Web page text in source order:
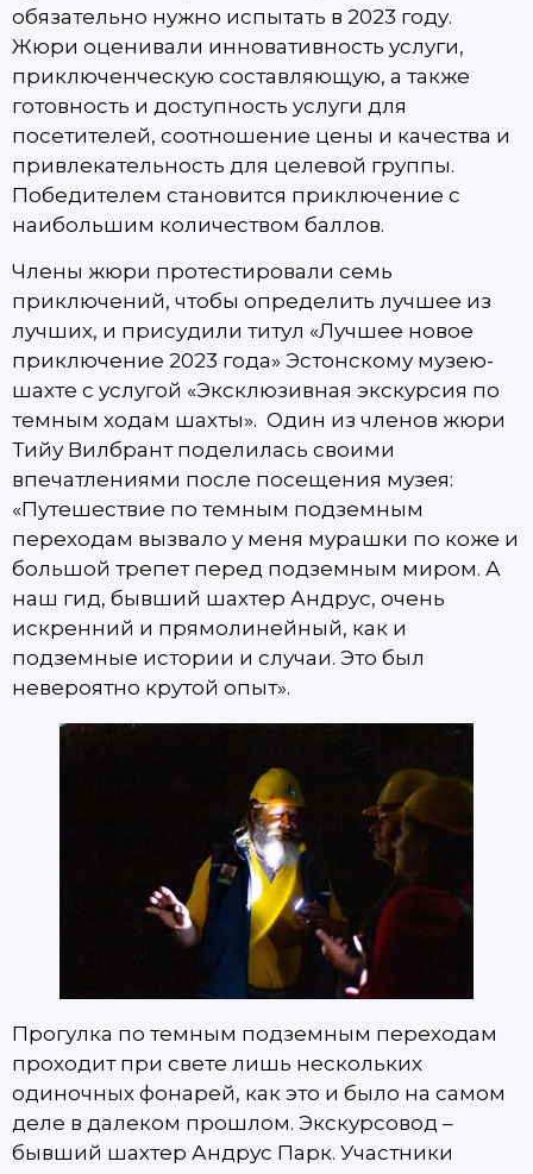
обязательно нужно испытать в 2023 году.
Жюри оценивали инновативность услуги,
приключенческую составляющую, а также
готовность и доступность услуги для
посетителей, соотношение цены и качества и
привлекательность для целевой группы.
Победителем становится приключение с
наибольшим количеством баллов.
Члены жюри протестировали семь
приключений, чтобы определить лучшее из
лучших, и присудили титул «Лучшее новое
приключение 2023 года» Эстонскому музею-
шахте с услугой «Эксклюзивная экскурсия по
темным ходам шахты». Один из членов жюри
Тийу Вилбрант поделилась своими
впечатлениями после посещения музея:
«Путешествие по темным подземным
переходам вызвало у меня мурашки по коже и
большой трепет перед подземным миром. А
наш гид, бывший шахтер Андрус, очень
искренний и прямолинейный, как и
подземные истории и случаи. Это был
невероятно крутой опыт».
Прогулка по темным подземным переходам
проходит при свете лишь нескольких
одиночных фонарей, как это и было на самом
деле в далеком прошлом. Экскурсовод –
бывший шахтер Андрус Парк. Участники